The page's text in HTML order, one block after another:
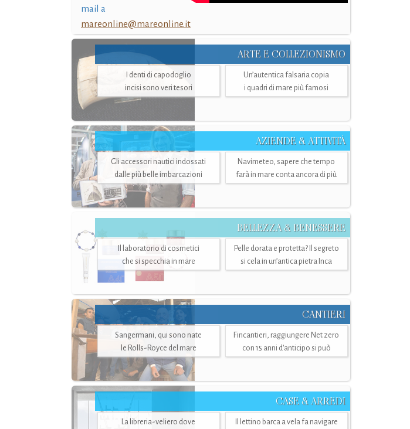
mail a
mareonline@mareonline.it
ARTE E COLLEZIONISMO
I denti di capodoglio
incisi sono veri tesori
Un’autentica falsaria copia
i quadri di mare più famosi
AZIENDE & ATTIVITÀ
Gli accessori nautici indossati
dalle più belle imbarcazioni
Navimeteo, sapere che tempo
farà in mare conta ancora di più
BELLEZZA & BENESSERE
Il laboratorio di cosmetici
che si specchia in mare
Pelle dorata e protetta? Il segreto
si cela in un’antica pietra Inca
CANTIERI
Sangermani, qui sono nate
le Rolls-Royce del mare
Fincantieri, raggiungere Net zero
con 15 anni d'anticipo si può
CASE & ARREDI
La libreria-veliero dove
Il lettino barca a vela fa navigare